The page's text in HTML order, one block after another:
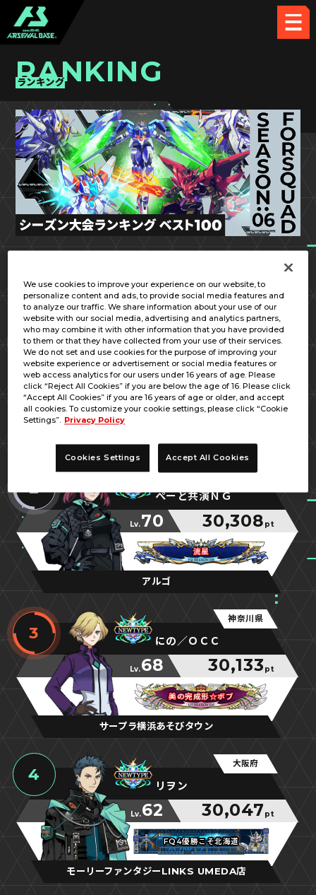
RANKING
ランキング
1
大阪府
Ｌ
Lv.70 30,504pt
シロー＆アイナ
シロー＆アイナ
シロー＆アイナ
2
兵庫県
ぺーと共演ＮＧ
Lv.70 30,308 pt
流星
流星
流星
アルゴ
3
神奈川県
にの／ＯＣＣ
Lv.68 30,133 pt
美の完成形☆ボブ
美の完成形☆ボブ
美の完成形☆ボブ
サープラ横浜あそびタウン
4
大阪府
リヲン
Lv.62 30,047 pt
FQ4優勝こそ北海道
FQ4優勝こそ北海道
FQ4優勝こそ北海道
モーリーファンタジーLINKS UMEDA店
We use cookies to improve your experience on our website, to
personalize content and ads, to provide social media features and
to analyze our traffic. We share information about your use of our
website with our social media, advertising and analytics partners,
who may combine it with other information that you have provided
to them or that they have collected from your use of their services.
We do not set and use cookies for the purpose of improving your
website experience or advertisement or social media features or
web access analytics for our users under 16 years of age. Please
click “Reject All Cookies” if you are below the age of 16. Please click
“Accept All Cookies” if you are 16 years of age or older, and accept
all cookies. To customize your cookie settings, please click “Cookie
Settings”. Privacy Policy
Cookies Settings Accept All Cookies